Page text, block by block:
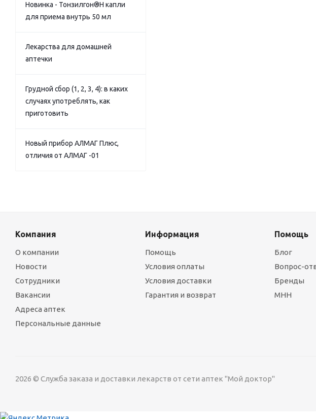
Новинка - Тонзилгон®Н капли
для приема внутрь 50 мл
Лекарства для домашней
аптечки
Грудной сбор (1, 2, 3, 4): в каких
случаях употреблять, как
приготовить
Новый прибор АЛМАГ Плюс,
отличия от АЛМАГ -01
Компания
О компании
Новости
Сотрудники
Вакансии
Адреса аптек
Персональные данные
Информация
Помощь
Условия оплаты
Условия доставки
Гарантия и возврат
Помощь
Блог
Вопрос-
Бренды
МНН
2026 © Служба заказа и доставки лекарств от сети аптек "Мой доктор"